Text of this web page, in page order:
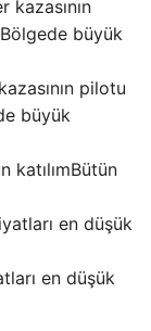
pilotu
büyük
Bütün
en düşük